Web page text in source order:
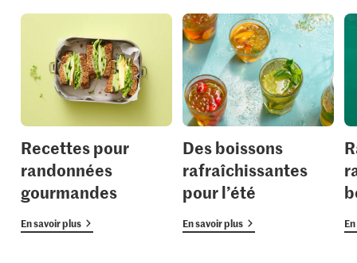
Recettes pour
randonnées
gourmandes
En savoir plus
Des boissons
rafraîchissantes
pour l’été
En savoir plus